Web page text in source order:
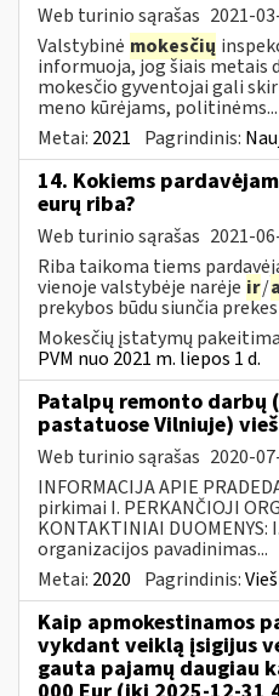
Web turinio sąrašas 2021-
Valstybinė mokesčių
informuoja, jog šiais metais
mokesčio gyventojai gali
meno kūrėjams, politinėms...
Metai: 2021 Pagrindinis:
14. Kokiems
eurų riba?
Web turinio sąrašas 2021-
Riba taikoma tiems
vienoje valstybėje narėje ir/
prekybos būdu siunčia
Mokesčių įstatymų
PVM nuo 2021 m. liepos 1 d.
Patalpų remonto darbų
pastatuose Vilniuje)
Web turinio sąrašas 2020-
INFORMACIJA APIE
pirkimai I. PERKANČIOJI
KONTAKTINIAI DUOMENYS:
organizacijos pavadinimas...
Metai: 2020 Pagrindinis:
Kaip apmokestinamos
vykdant veiklą įsigijus
gauta pajamų daugiau